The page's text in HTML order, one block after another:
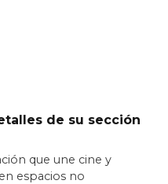
de su sección
que une cine y
espacios no